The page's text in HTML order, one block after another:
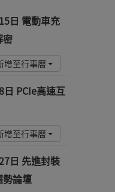
日 電動車充
密
增至行事曆
日 PCIe高速互
增至行事曆
日 先進封裝
勢論壇